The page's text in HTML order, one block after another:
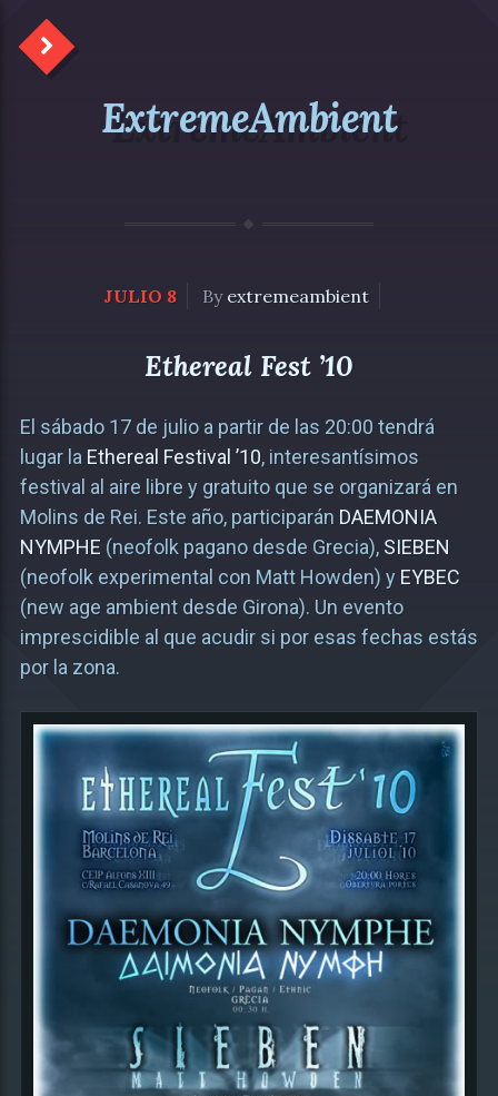
ExtremeAmbient
JULIO 8 By extremeambient
Ethereal Fest ’10
El sábado 17 de julio a partir de las 20:00 tendrá
lugar la Ethereal Festival ’10, interesantísimos
festival al aire libre y gratuito que se organizará en
Molins de Rei. Este año, participarán DAEMONIA
NYMPHE (neofolk pagano desde Grecia), SIEBEN
(neofolk experimental con Matt Howden) y EYBEC
(new age ambient desde Girona). Un evento
imprescidible al que acudir si por esas fechas estás
por la zona.